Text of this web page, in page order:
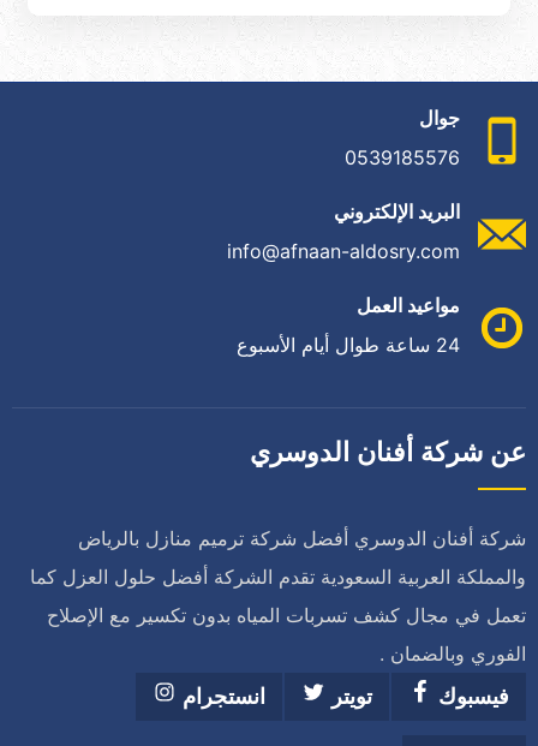
جوال
0539185576
البريد الإلكتروني
info@afnaan-aldosry.com
مواعيد العمل
24 ساعة طوال أيام الأسبوع
عن شركة أفنان الدوسري
شركة أفنان الدوسري أفضل شركة ترميم منازل بالرياض
والمملكة العربية السعودية تقدم الشركة أفضل حلول العزل كما
تعمل في مجال كشف تسربات المياه بدون تكسير مع الإصلاح
الفوري وبالضمان .
فيسبوك
تويتر انستجرام